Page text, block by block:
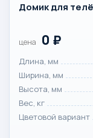
Домик для
цена 0 ₽
Длина, мм
Ширина, мм
Высота, мм
Вес, кг
Цветовой вариант